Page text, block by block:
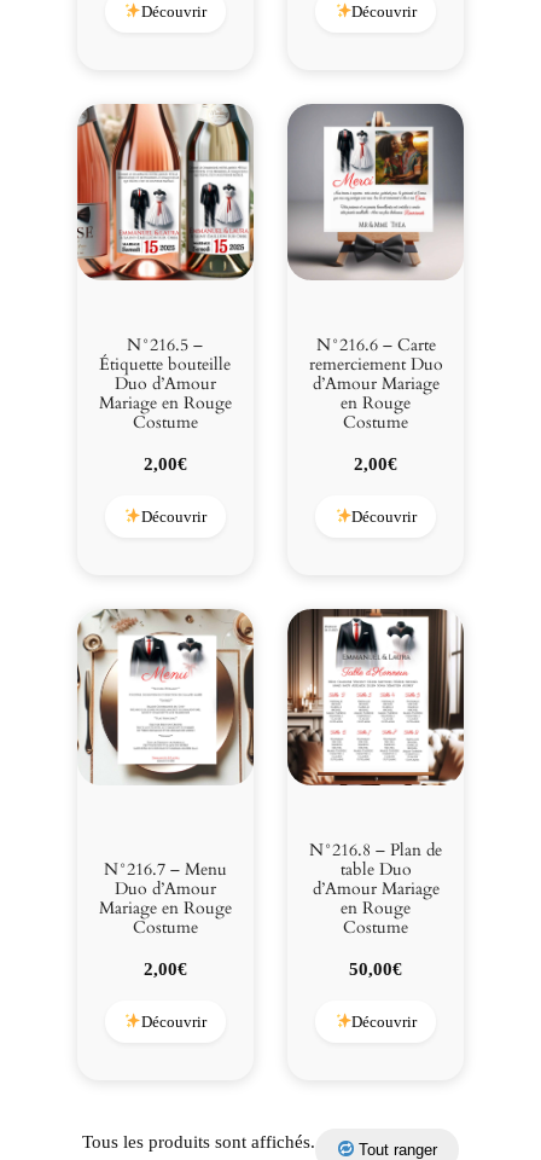
Découvrir Découvrir
N°216.5 –
Étiquette bouteille
Duo d’Amour
Mariage en Rouge
Costume
2,00€
Découvrir
N°216.6 – Carte
remerciement Duo
d’Amour Mariage
en Rouge
Costume
2,00€
Découvrir
N°216.7 – Menu
Duo d’Amour
Mariage en Rouge
Costume
2,00€
Découvrir
N°216.8 – Plan de
table Duo
d’Amour Mariage
en Rouge
Costume
50,00€
Découvrir
Tous les produits sont affichés. Tout ranger